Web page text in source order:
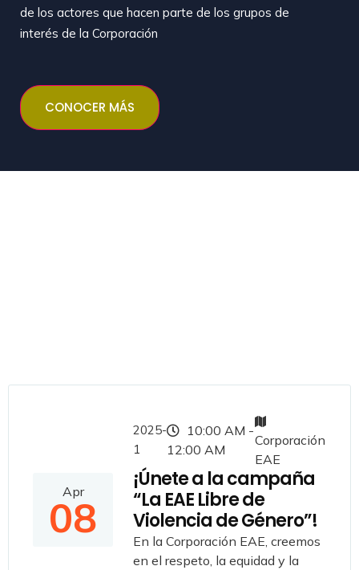
de los actores que hacen parte de los grupos de
interés de la Corporación
CONOCER MÁS
Apr
08
2025-
1
10:00 AM -
12:00 AM
Corporación
EAE
¡Únete a la campaña
“La EAE Libre de
Violencia de Género”!
En la Corporación EAE, creemos
en el respeto, la equidad y la